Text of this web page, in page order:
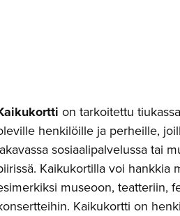
on tarkoitettu
henkilöille ja perheille,
sosiaalipalvelussa tai
Kaikukortilla voi hankkia
museoon, teatteriin,
Kaikukortti on